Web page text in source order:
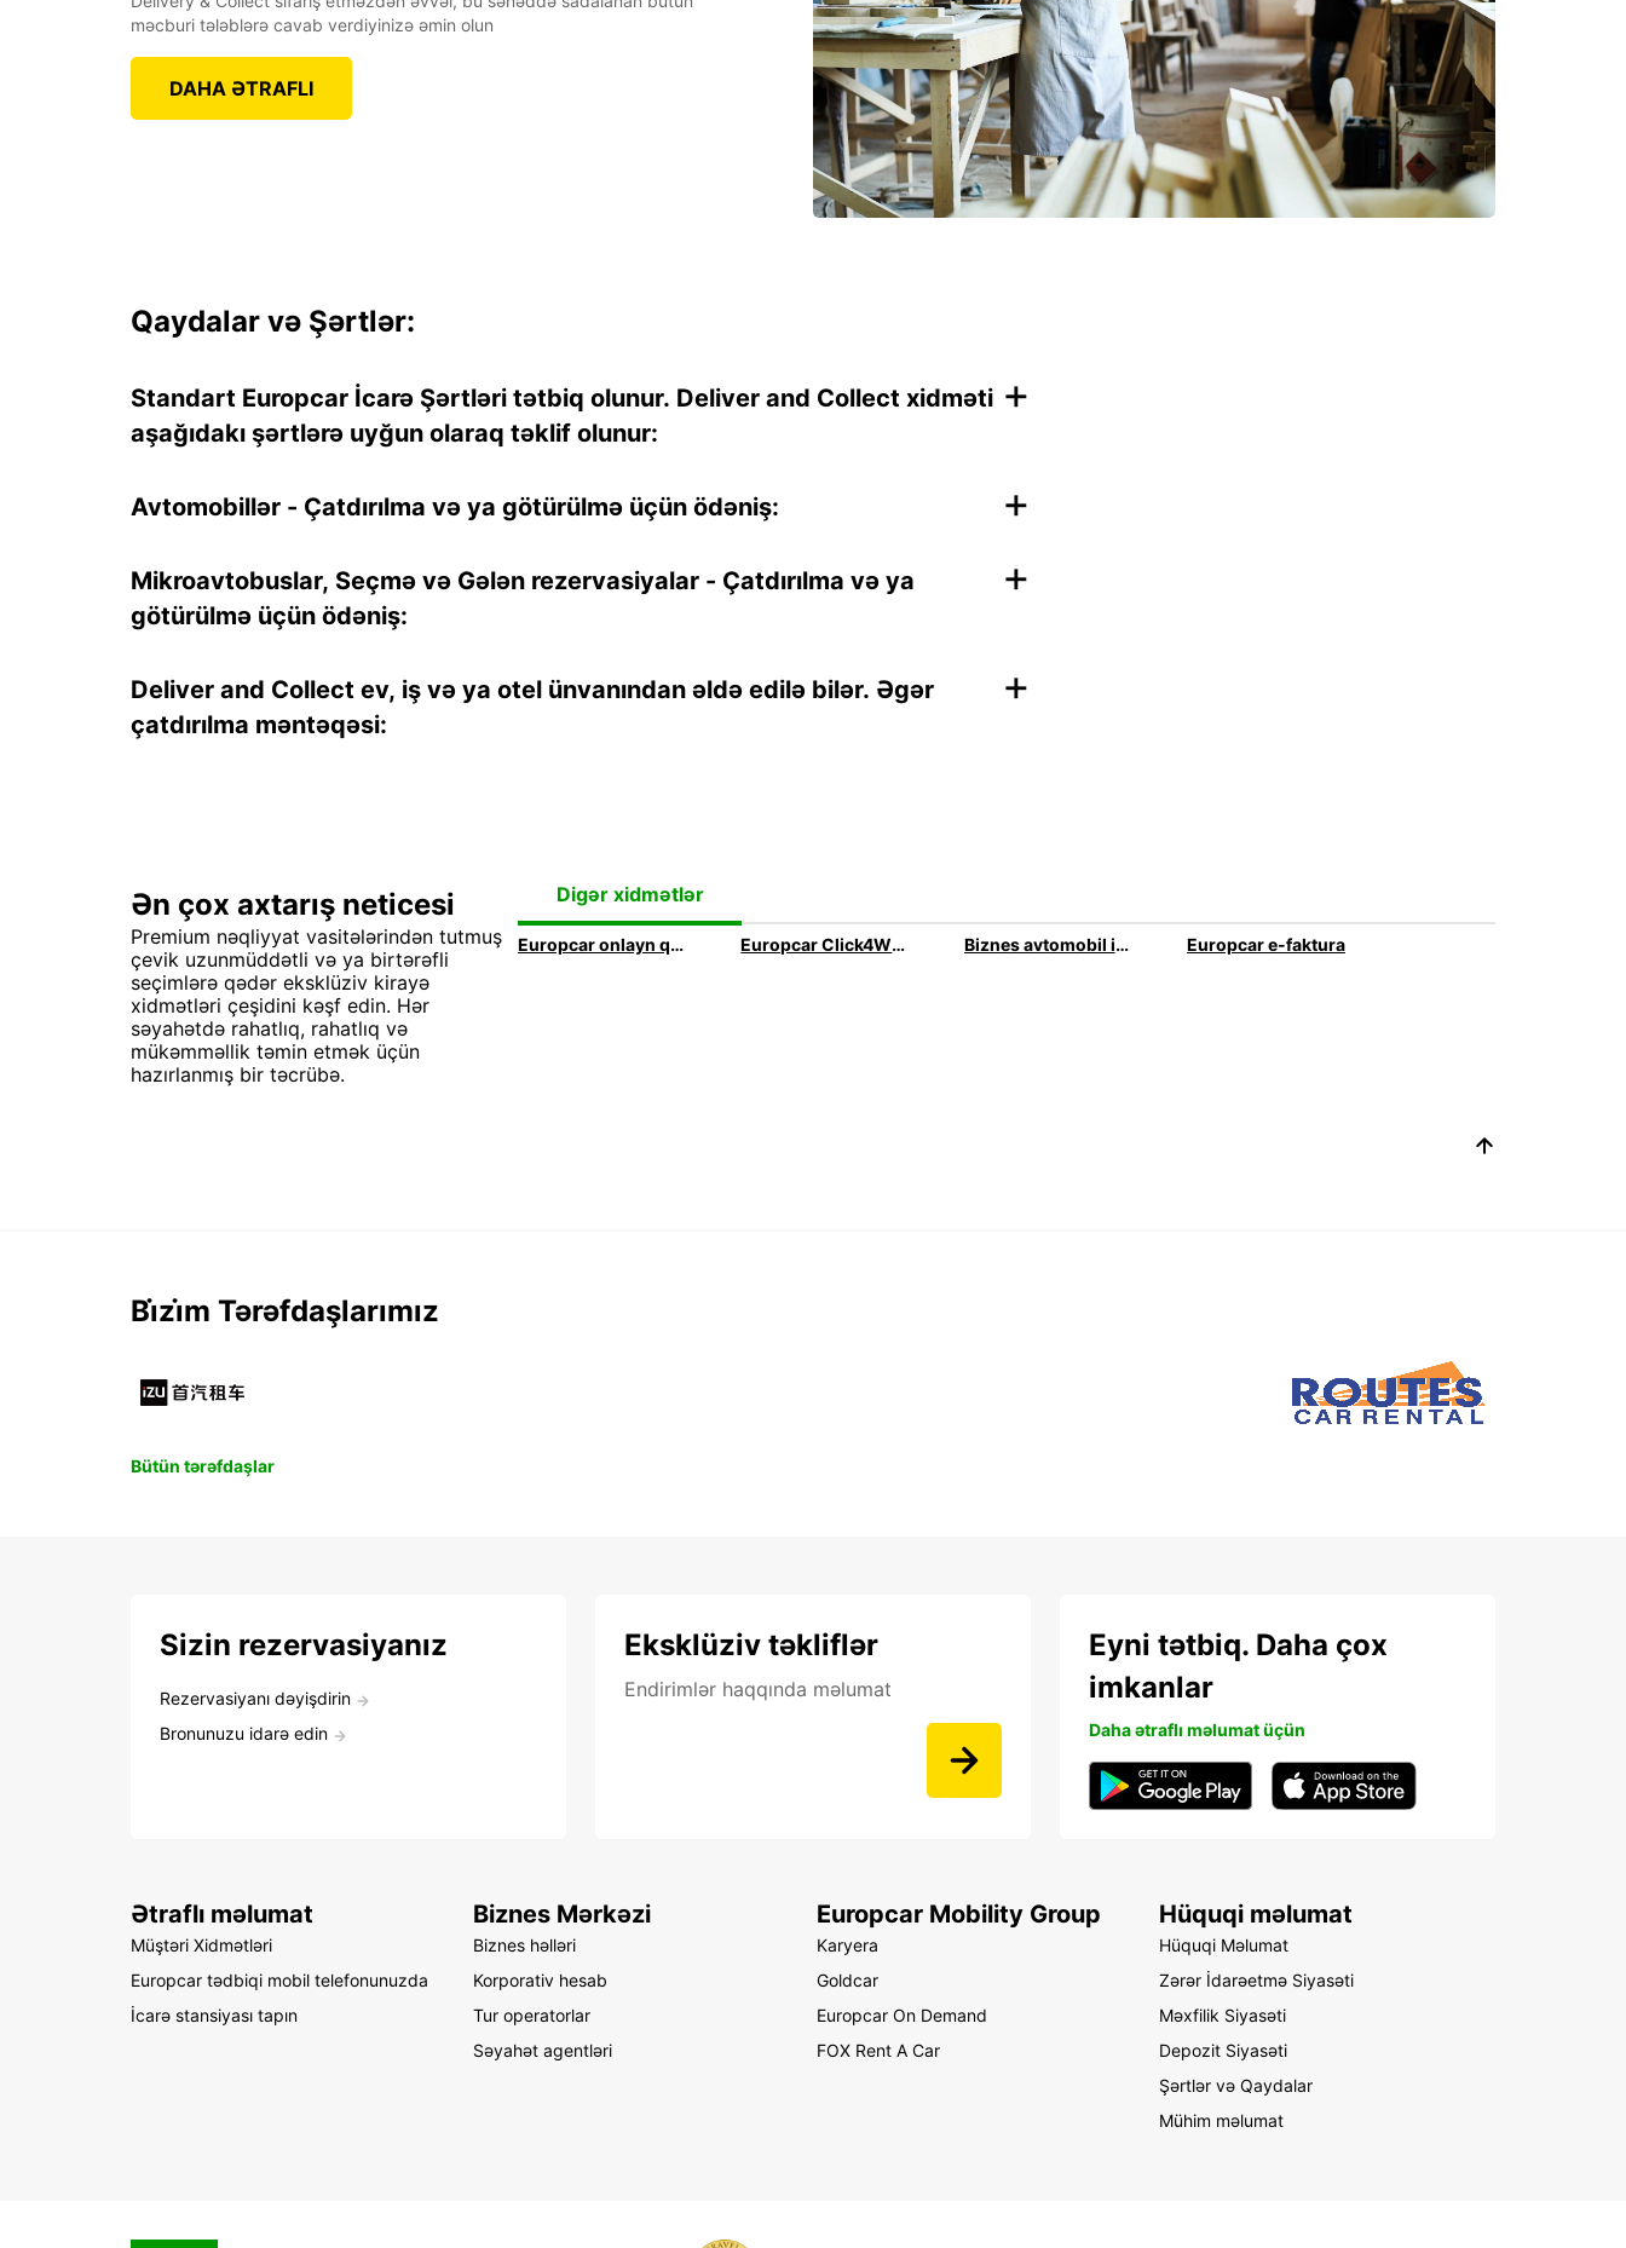
məcburi tələblərə cavab verdiyinizə əmin olun
DAHA ƏTRAFLI
Qaydalar və Şərtlər:
Standart Europcar İcarə Şərtləri tətbiq olunur. Deliver and Collect xidməti
aşağıdakı şərtlərə uyğun olaraq təklif olunur:
+
Avtomobillər - Çatdırılma və ya götürülmə üçün ödəniş: +
Mikroavtobuslar, Seçmə və Gələn rezervasiyalar - Çatdırılma və ya
götürülmə üçün ödəniş:
+
Deliver and Collect ev, iş və ya otel ünvanından əldə edilə bilər. Əgər
çatdırılma məntəqəsi:
+
Ən çox axtarış neticesi
Premium nəqliyyat vasitələrindən tutmuş
çevik uzunmüddətli və ya birtərəfli
seçimlərə qədər eksklüziv kirayə
xidmətləri çeşidini kəşf edin. Hər
səyahətdə rahatlıq, rahatlıq və
mükəmməllik təmin etmək üçün
hazırlanmış bir təcrübə.
Digər xidmətlər
Europcar onlayn qeydiyyat Europcar Click4Wheels Biznes avtomobil icarəsi seçimi Europcar e-faktura
Bi̇zi̇m Tərəfdaşlarımız
Bütün tərəfdaşlar
Sizin rezervasiyanız
Rezervasiyanı dəyişdirin
Bronunuzu idarə edin
Eksklüziv təkliflər
Endirimlər haqqında məlumat
Eyni tətbiq. Daha çox
imkanlar
Daha ətraflı məlumat üçün
Ətraflı məlumat
Müştəri Xidmətləri
Europcar tədbiqi mobil telefonunuzda
İcarə stansiyası tapın
Biznes Mərkəzi
Biznes həlləri
Korporativ hesab
Tur operatorlar
Səyahət agentləri
Europcar Mobility Group
Karyera
Goldcar
Europcar On Demand
FOX Rent A Car
Hüquqi məlumat
Hüquqi Məlumat
Zərər İdarəetmə Siyasəti
Məxfilik Siyasəti
Depozit Siyasəti
Şərtlər və Qaydalar
Mühim məlumat